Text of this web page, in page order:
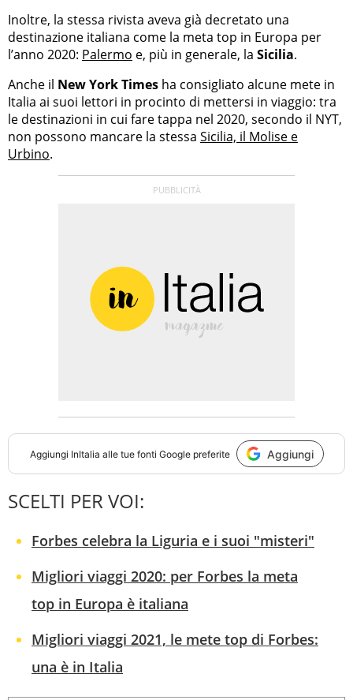
Inoltre, la stessa rivista aveva già decretato una
destinazione italiana come la meta top in Europa per
l’anno 2020: Palermo e, più in generale, la Sicilia.
Anche il New York Times ha consigliato alcune mete in
Italia ai suoi lettori in procinto di mettersi in viaggio: tra
le destinazioni in cui fare tappa nel 2020, secondo il NYT,
non possono mancare la stessa Sicilia, il Molise e
Urbino.
Aggiungi InItalia alle tue fonti Google preferite Aggiungi
SCELTI PER VOI:
Forbes celebra la Liguria e i suoi "misteri"
Migliori viaggi 2020: per Forbes la meta
top in Europa è italiana
Migliori viaggi 2021, le mete top di Forbes:
una è in Italia